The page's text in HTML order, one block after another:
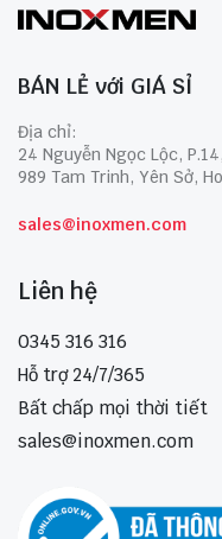
BÁN LẺ với GIÁ SỈ
Địa chỉ:
24 Nguyễn Ngọc Lộc,
989 Tam Trinh, Yên Sở,
sales@inoxmen.com
Liên hệ
0345 316 316
Hỗ trợ 24/7/365
Bất chấp mọi thời tiết
sales@inoxmen.com